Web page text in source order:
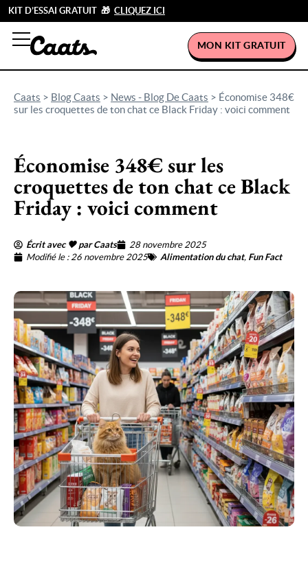
KIT D’ESSAI GRATUIT 🎁 CLIQUEZ ICI
MON KIT GRATUIT
Caats > Blog Caats > News - Blog De Caats > Économise 348€
sur les croquettes de ton chat ce Black Friday : voici comment
Économise 348€ sur les
croquettes de ton chat ce Black
Friday : voici comment
Écrit avec 🖤 par Caats
28 novembre 2025
Modifié le : 26 novembre 2025
Alimentation du chat, Fun Fact